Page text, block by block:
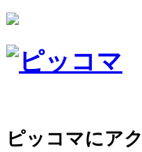
ピッコマにア